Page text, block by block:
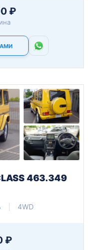
₽
463.349
4WD
₽